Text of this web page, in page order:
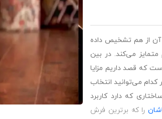
آن از هم تشخیص داده
متمایز می‌کند. در بین
های محبوب است که قصد داریم مزایا
هر کدام می‌توانید انتخاب
که دارد کاربرد
را که برترین فرش